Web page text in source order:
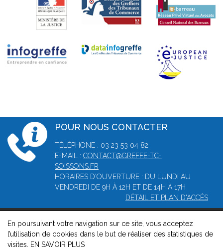
POUR NOUS CONTACTER
TÉLÉPHONE : 03 23 53 04 82
E-MAIL : CONTACT@GREFFE-TC-
SOISSONS.FR
HORAIRES D'OUVERTURE : DU LUNDI AU
VENDREDI DE 9H À 12H ET DE 14H À 17H
DÉTAIL ET PLAN D'ACCÈS
© 2026, Greffe du tribunal de commerce de Soissons -
Mentions légales-Contact -Gestion des cookies-Politique de
En poursuivant votre navigation sur ce site, vous acceptez
l’utilisation de cookies dans le but de réaliser des statistiques de
visites.
EN SAVOIR PLUS